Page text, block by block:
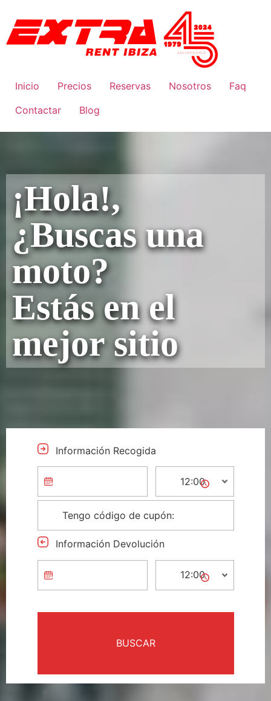
Inicio Precios Reservas Nosotros
Faq
Contactar
Blog
¡Hola!,
¿Buscas una
moto?
Estás en el
mejor sitio
Información Recogida
Información Devolución